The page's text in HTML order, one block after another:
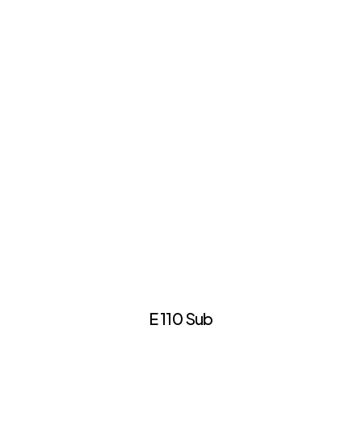
E 110 Sub